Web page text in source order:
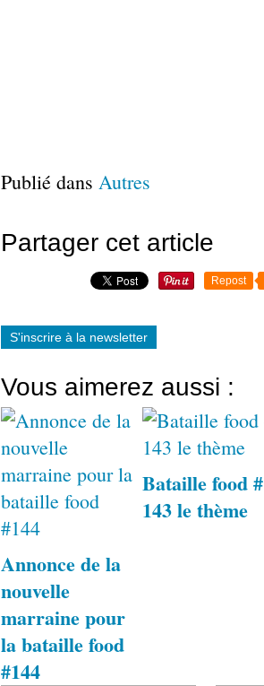
Publié dans Autres
Partager cet article
Repost
S'inscrire à la newsletter
Vous aimerez aussi :
Annonce de la
nouvelle
marraine pour
la bataille food
#144
Bataille food #
143 le thème